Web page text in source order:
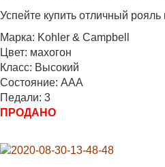
Успейте купить отличный
Марка: Kohler & Campbell
Цвет: махогон
Класс: Высокий
Состояние: ААА
Педали: 3
ПРОДАНО